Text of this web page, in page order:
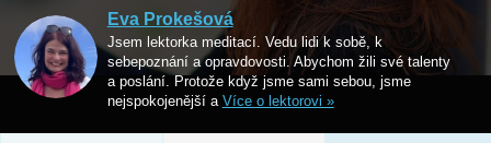
Eva Prokešová
Jsem lektorka meditací. Vedu lidi k sobě, k
sebepoznání a opravdovosti. Abychom žili své talenty
a poslání. Protože když jsme sami sebou, jsme
nejspokojenější a Více o lektorovi »